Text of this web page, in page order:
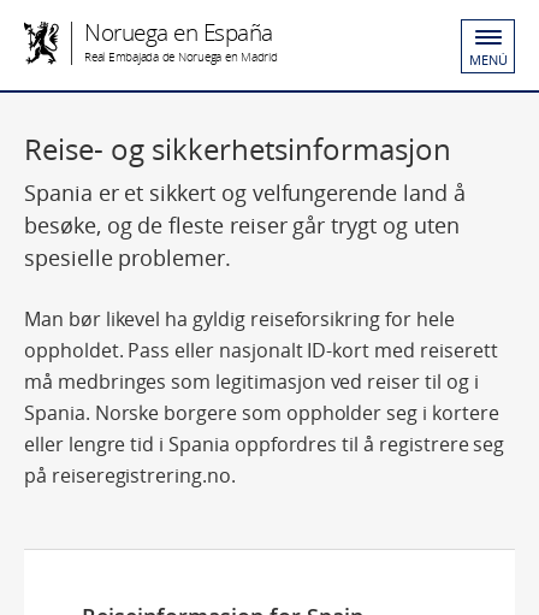
Noruega en España
Real Embajada de Noruega en Madrid MENÚ
Reise- og sikkerhetsinformasjon
Spania er et sikkert og velfungerende land å
besøke, og de fleste reiser går trygt og uten
spesielle problemer.
Man bør likevel ha gyldig reiseforsikring for hele
oppholdet. Pass eller nasjonalt ID-kort med reiserett
må medbringes som legitimasjon ved reiser til og i
Spania. Norske borgere som oppholder seg i kortere
eller lengre tid i Spania oppfordres til å registrere seg
på reiseregistrering.no.